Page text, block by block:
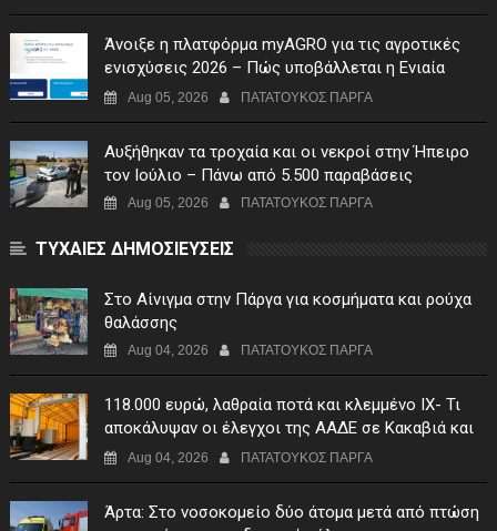
Άνοιξε η πλατφόρμα myAGRO για τις αγροτικές
ενισχύσεις 2026 – Πώς υποβάλλεται η Ενιαία
Αίτηση Ενίσχυσης
Aug 05, 2026 ΠΑΤΑΤΟΥΚΟΣ ΠΑΡΓΑ
Αυξήθηκαν τα τροχαία και οι νεκροί στην Ήπειρο
τον Ιούλιο – Πάνω από 5.500 παραβάσεις
Aug 05, 2026 ΠΑΤΑΤΟΥΚΟΣ ΠΑΡΓΑ
ΤΥΧΑΙΕΣ ΔΗΜΟΣΙΕΥΣΕΙΣ
Στο Αίνιγμα στην Πάργα για κοσμήματα και ρούχα
θαλάσσης
Aug 04, 2026 ΠΑΤΑΤΟΥΚΟΣ ΠΑΡΓΑ
118.000 ευρώ, λαθραία ποτά και κλεμμένο ΙΧ- Τι
αποκάλυψαν οι έλεγχοι της ΑΑΔΕ σε Κακαβιά και
Μαυρομάτι
Aug 04, 2026 ΠΑΤΑΤΟΥΚΟΣ ΠΑΡΓΑ
Άρτα: Στο νοσοκομείο δύο άτομα μετά από πτώση